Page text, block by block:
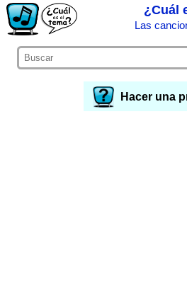
¿Cuál
Las
Hacer una